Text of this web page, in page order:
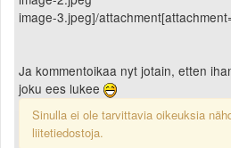
image-3.jpeg]/
Ja kommentoikaa nyt jotain, etten
joku ees lukee
Sinulla ei ole tarvittavia oikeuksia
liitetiedostoja.